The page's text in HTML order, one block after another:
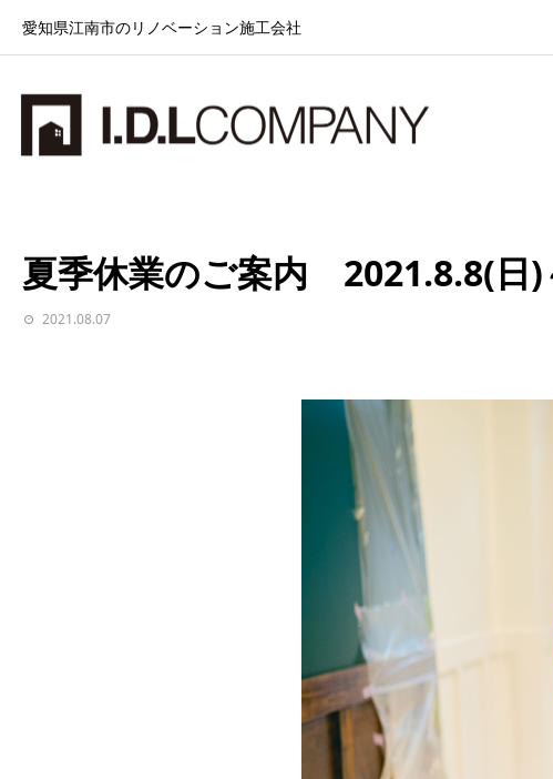
愛知県江南市のリノベーション施工会社
お知らせ
夏季休業のご案内 2021.8.8(日)
2021.08.07